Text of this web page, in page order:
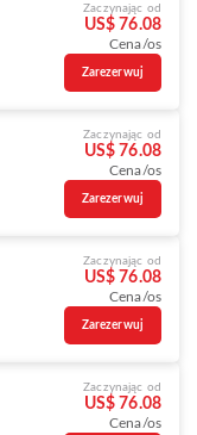
Zaczynając od
US$ 76.08
Cena/os
Zarezerwuj
Zaczynając od
US$ 76.08
Cena/os
Zarezerwuj
Zaczynając od
US$ 76.08
Cena/os
Zarezerwuj
Zaczynając od
US$ 76.08
Cena/os